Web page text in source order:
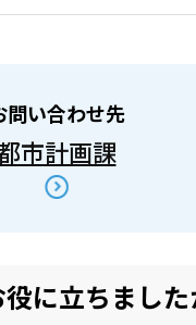
問い合わせ先
市計画課
に立ちました